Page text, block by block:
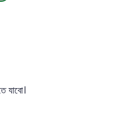
যাবো।